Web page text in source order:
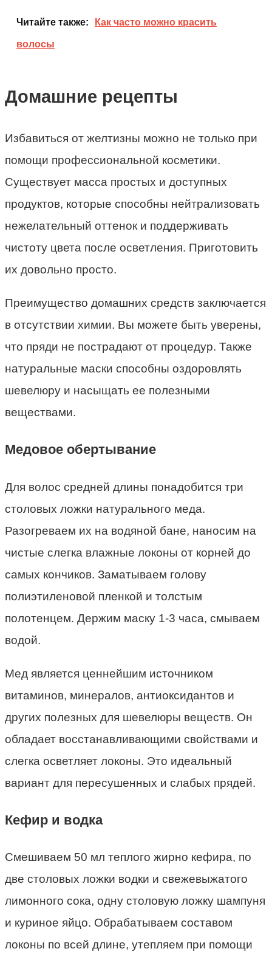
Читайте также: Как часто можно красить
волосы
Домашние рецепты
Избавиться от желтизны можно не только при
помощи профессиональной косметики.
Существует масса простых и доступных
продуктов, которые способны нейтрализовать
нежелательный оттенок и поддерживать
чистоту цвета после осветления. Приготовить
их довольно просто.
Преимущество домашних средств заключается
в отсутствии химии. Вы можете быть уверены,
что пряди не пострадают от процедур. Также
натуральные маски способны оздоровлять
шевелюру и насыщать ее полезными
веществами.
Медовое обертывание
Для волос средней длины понадобится три
столовых ложки натурального меда.
Разогреваем их на водяной бане, наносим на
чистые слегка влажные локоны от корней до
самых кончиков. Заматываем голову
полиэтиленовой пленкой и толстым
полотенцем. Держим маску 1-3 часа, смываем
водой.
Мед является ценнейшим источником
витаминов, минералов, антиоксидантов и
других полезных для шевелюры веществ. Он
обладает восстанавливающими свойствами и
слегка осветляет локоны. Это идеальный
вариант для пересушенных и слабых прядей.
Кефир и водка
Смешиваем 50 мл теплого жирно кефира, по
две столовых ложки водки и свежевыжатого
лимонного сока, одну столовую ложку шампуня
и куриное яйцо. Обрабатываем составом
локоны по всей длине, утепляем при помощи